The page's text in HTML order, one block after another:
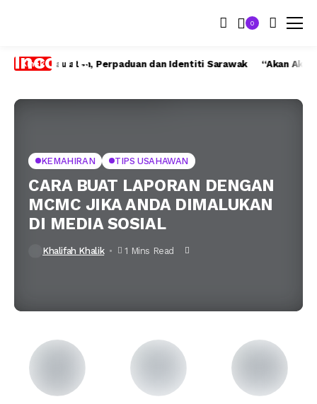
0
Kinek
Kedaulatan, Perpaduan dan Identiti Sarawak “Akan Aku Daki
KEMAHIRAN TIPS USAHAWAN
CARA BUAT LAPORAN DENGAN
MCMC JIKA ANDA DIMALUKAN
DI MEDIA SOSIAL
Khalifah Khalik 1 Mins Read